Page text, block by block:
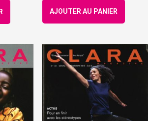
AJOUTER AU PANIER